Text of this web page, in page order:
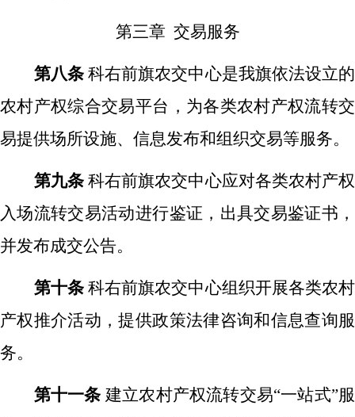
第三章 交易服务
第八条 科右前旗农交中心是我旗依法设立的
农村产权综合交易平台，为各类农村产权流转交
易提供场所设施、信息发布和组织交易等服务。
第九条 科右前旗农交中心应对各类农村产权
入场流转交易活动进行鉴证，出具交易鉴证书，
并发布成交公告。
第十条 科右前旗农交中心组织开展各类农村
产权推介活动，提供政策法律咨询和信息查询服
务。
第十一条 建立农村产权流转交易“一站式”服